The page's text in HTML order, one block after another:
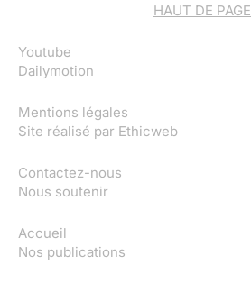
HAUT DE PAGE
Youtube
Dailymotion
Mentions légales
Site réalisé par Ethicweb
Contactez-nous
Nous soutenir
Accueil
Nos publications